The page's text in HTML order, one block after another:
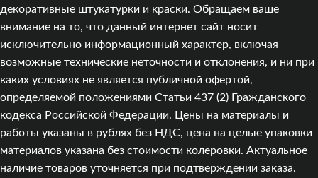
декоративные штукатурки и краски. Обращаем ваше
внимание на то, что данный интернет сайт носит
исключительно информационный характер, включая
возможные технические неточности и отклонения, и ни при
каких условиях не является публичной офертой,
определяемой положениями Статьи 437 (2) Гражданского
кодекса Российской Федерации. Цены на материалы и
работы указаны в рублях без НДС, цена на целые упаковки
материалов указана без стоимости колеровки. Актуальное
наличие товаров уточняется при подтверждении заказа.